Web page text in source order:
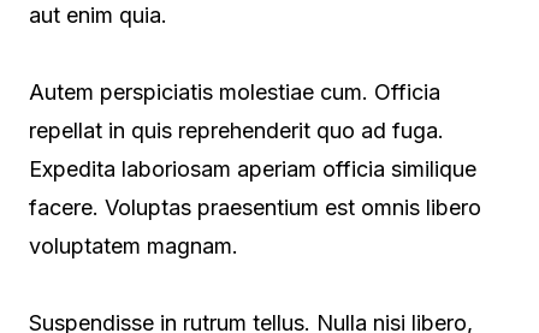
aut enim quia.
Autem perspiciatis molestiae cum. Officia
repellat in quis reprehenderit quo ad fuga.
Expedita laboriosam aperiam officia similique
facere. Voluptas praesentium est omnis libero
voluptatem magnam.
Suspendisse in rutrum tellus. Nulla nisi libero,